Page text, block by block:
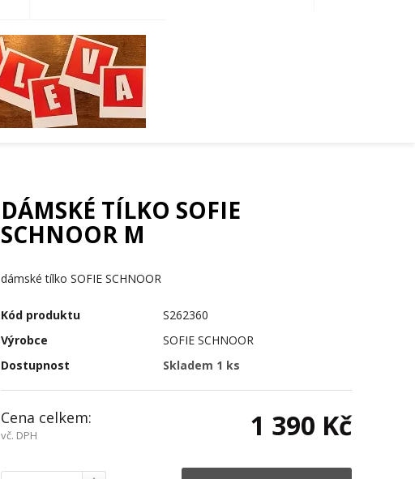
DÁMSKÉ TÍLKO SOFIE
SCHNOOR M
dámské tílko SOFIE SCHNOOR
Kód produktu
S262360
Výrobce
SOFIE SCHNOOR
Dostupnost
Skladem 1 ks
Cena celkem:
vč. DPH 1 390 Kč